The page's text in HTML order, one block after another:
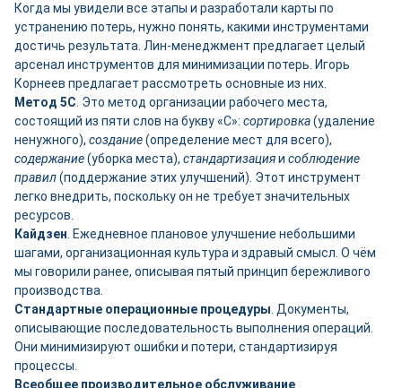
Когда мы увидели все этапы и разработали карты по
устранению потерь, нужно понять, какими инструментами
достичь результата. Лин-менеджмент предлагает целый
арсенал инструментов для минимизации потерь. Игорь
Корнеев предлагает рассмотреть основные из них.
Метод 5С . Это метод организации рабочего места,
состоящий из пяти слов на букву «С»: сортировка(удаление
ненужного), создание(определение мест для всего),
содержание(уборка места), стандартизацияи соблюдение
правил(поддержание этих улучшений). Этот инструмент
легко внедрить, поскольку он не требует значительных
ресурсов.
Кайдзен . Ежедневное плановое улучшение небольшими
шагами, организационная культура и здравый смысл. О чём
мы говорили ранее, описывая пятый принцип бережливого
производства.
Стандартные операционные процедуры . Документы,
описывающие последовательность выполнения операций.
Они минимизируют ошибки и потери, стандартизируя
процессы.
Всеобщее производительное обслуживание